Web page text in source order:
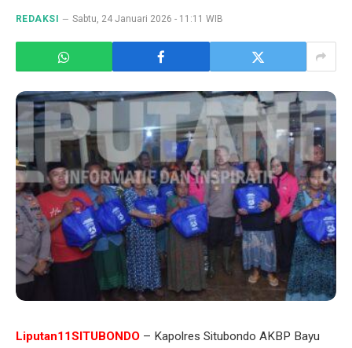
REDAKSI Sabtu, 24 Januari 2026 - 11:11 WIB
Liputan11SITUBONDO – Kapolres Situbondo AKBP Bayu